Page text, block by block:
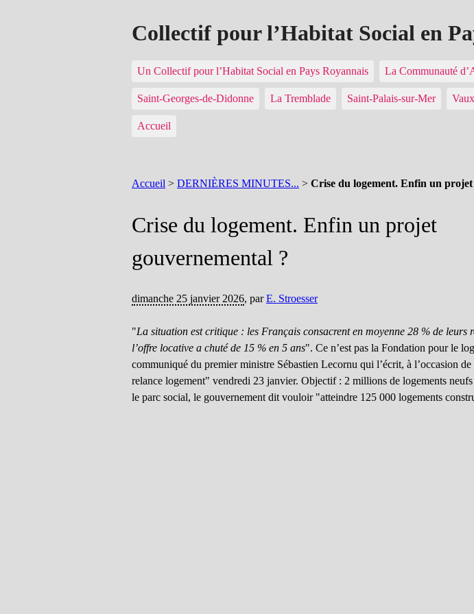
Collectif pour l’Habitat Social en
Un Collectif pour l’Habitat Social en Pays Royannais La Communauté
Saint-Georges-de-Didonne La Tremblade Saint-Palais-sur-Mer
Accueil
Accueil > DERNIÈRES MINUTES... > Crise du logement. Enfin un
Crise du logement. Enfin un projet
gouvernemental ?
dimanche 25 janvier 2026, parE. Stroesser
"La situation est critique : les Français consacrent en moyenne 28 % de leurs
l’offre locative a chuté de 15 % en 5 ans". Ce n’est pas la Fondation pour le
communiqué du premier ministre Sébastien Lecornu qui l’écrit, à l’occasion de
relance logement" vendredi 23 janvier. Objectif : 2 millions de logements
le parc social, le gouvernement dit vouloir "atteindre 125 000 logements